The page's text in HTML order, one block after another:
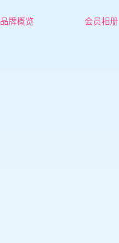
品牌概览 会员相册